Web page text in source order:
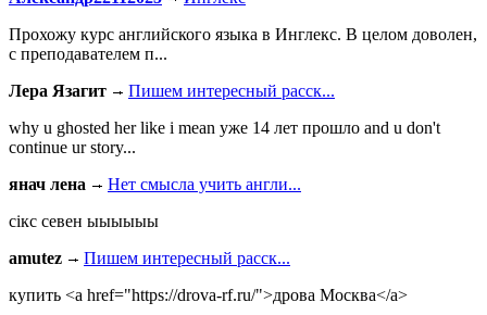
Прохожу курс английского языка в Инглекс. В целом доволен,
с преподавателем п...
Лера Язагит
Пишем интересный расск...
why u ghosted her like i mean уже 14 лет прошло and u don't
continue ur story...
янач лена
Нет смысла учить англи...
сiкс севен ыыыыыы
amutez
Пишем интересный расск...
купить <a href="https://drova-rf.ru/">дрова Москва</a>